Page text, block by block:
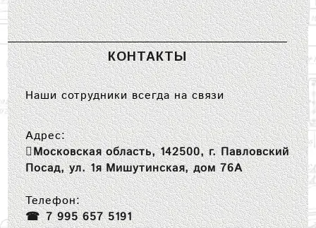
КОНТАКТЫ
Наши сотрудники всегда на связи
Адрес:
Московская область, 142500, г. Павловский
Посад, ул. 1я Мишутинская, дом 76А
Телефон:
7 995 657 5191